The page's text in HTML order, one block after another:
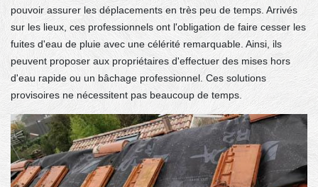
pouvoir assurer les déplacements en très peu de temps. Arrivés
sur les lieux, ces professionnels ont l'obligation de faire cesser les
fuites d'eau de pluie avec une célérité remarquable. Ainsi, ils
peuvent proposer aux propriétaires d'effectuer des mises hors
d'eau rapide ou un bâchage professionnel. Ces solutions
provisoires ne nécessitent pas beaucoup de temps.